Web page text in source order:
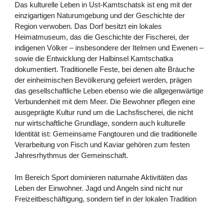
Das kulturelle Leben in Ust-Kamtschatsk ist eng mit der
einzigartigen Naturumgebung und der Geschichte der
Region verwoben. Das Dorf besitzt ein lokales
Heimatmuseum, das die Geschichte der Fischerei, der
indigenen Völker – insbesondere der Itelmen und Ewenen –
sowie die Entwicklung der Halbinsel Kamtschatka
dokumentiert. Traditionelle Feste, bei denen alte Bräuche
der einheimischen Bevölkerung gefeiert werden, prägen
das gesellschaftliche Leben ebenso wie die allgegenwärtige
Verbundenheit mit dem Meer. Die Bewohner pflegen eine
ausgeprägte Kultur rund um die Lachsfischerei, die nicht
nur wirtschaftliche Grundlage, sondern auch kulturelle
Identität ist: Gemeinsame Fangtouren und die traditionelle
Verarbeitung von Fisch und Kaviar gehören zum festen
Jahresrhythmus der Gemeinschaft.
Im Bereich Sport dominieren naturnahe Aktivitäten das
Leben der Einwohner. Jagd und Angeln sind nicht nur
Freizeitbeschäftigung, sondern tief in der lokalen Tradition